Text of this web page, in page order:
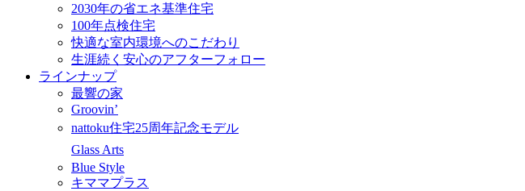
2030年の省エネ基準住宅
100年点検住宅
快適な室内環境へのこだわり
生涯続く安心のアフターフォロー
ラインナップ
最響の家
Groovin’
nattoku住宅25周年記念モデル
Glass Arts
Blue Style
キママプラス